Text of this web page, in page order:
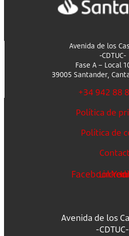
Avenida de los
-CDTUC-
Fase A – Local
39005 Santander,
+34 942 88
Política de
Política de
Facebook
Avenida de los
-CDTUC-